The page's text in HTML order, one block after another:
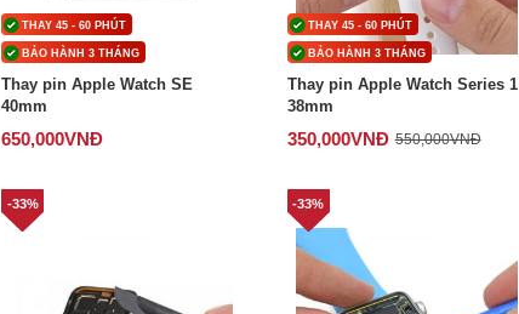
THAY 45 - 60 PHÚT
BẢO HÀNH 3 THÁNG
Thay pin Apple Watch SE
40mm
650,000VNĐ
THAY 45 - 60 PHÚT
BẢO HÀNH 3 THÁNG
Thay pin Apple Watch Series 1
38mm
350,000VNĐ 550,000VNĐ
-33% -33%